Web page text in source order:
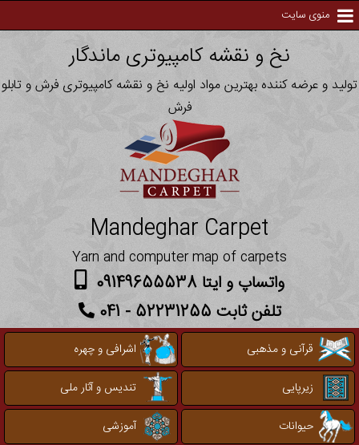
منوی سایت
نخ و نقشه کامپیوتری ماندگار
تولید و عرضه کننده بهترین مواد اولیه نخ و نقشه کامپیوتری فرش و تابلو
فرش
Mandeghar Carpet
Yarn and computer map of carpets
واتساپ و ایتا 09149655538
تلفن ثابت 52231255 - 041
قرآنی و مذهبی
اشرافی و چهره
زیرپایی
تندیس و آثار ملی
حیوانات
آموزشی